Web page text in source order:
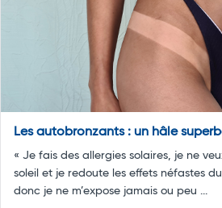
Les autobronzants : un hâle
« Je fais des allergies solaires, je ne
soleil et je redoute les effets néfastes
donc je ne m’expose jamais ou peu ...